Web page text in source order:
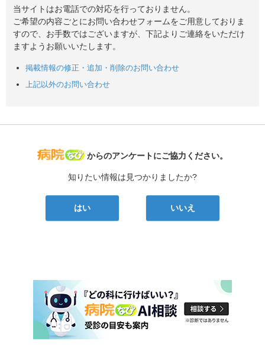
当サイトはお電話での対応を行っておりません。
ご希望の内容ごとにお問い合わせフォームをご用意しておりま
すので、お手数ではございますが、下記よりご連絡をいただけ
ますようお願いいたします。
掲載情報の修正・追加・削除のお問い合わせ
上記以外のお問い合わせ
病院なび
からのアンケートにご協力ください。
知りたい情報は見つかりましたか?
はい いいえ